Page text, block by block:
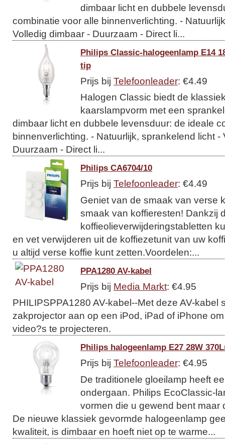
dimbaar licht en dubbele
combinatie voor alle binnenverlichting. -
Volledig dimbaar - Duurzaam - Direct li...
Philips Classic-halogeenlamp E14
tip
Prijs bij Telefoonleader: €4.49
Halogen Classic biedt de
kaarslampvorm met een
dimbaar licht en dubbele levensduur: de ideale
binnenverlichting. - Natuurlijk, sprankelend licht -
Duurzaam - Direct li...
Philips CA6704/10
Prijs bij Telefoonleader: €4.49
Geniet van de smaak van verse
smaak van koffieresten! Dankzij
koffieolieverwijderingstabletten
en vet verwijderen uit de koffiezetunit van uw
u altijd verse koffie kunt zetten.Voordelen:...
PPA1280 AV-kabel
Prijs bij Media Markt: €4.95
PHILIPSPPA1280 AV-kabel--Met deze AV-kabel
zakprojector aan op een iPod, iPad of iPhone
video?s te projecteren.
Philips halogeenlamp E27 28W
Prijs bij Telefoonleader: €4.95
De traditionele gloeilamp heeft
ondergaan. Philips EcoClassic-
vormen die u gewend bent maar
De nieuwe klassiek gevormde halogeenlamp
kwaliteit, is dimbaar en hoeft niet op te warme...